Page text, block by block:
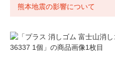
熊本地震の影響について